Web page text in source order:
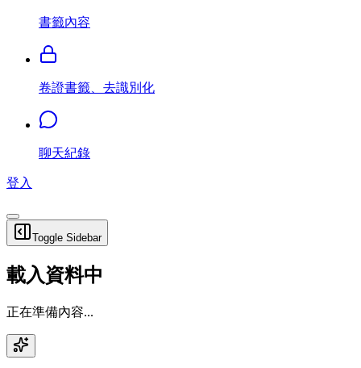
書籤內容
卷證書籤、去識別化
聊天紀錄
登入
Toggle Sidebar
載入資料中
正在準備內容...